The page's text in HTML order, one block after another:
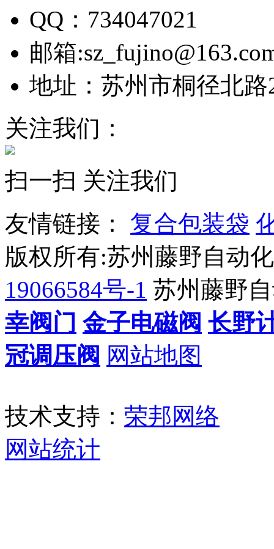
QQ：734047021
邮箱
地址：苏州市桐径北路
关注我们：
扫一扫 关注我们
友情链接： 复合包装袋
版权所有:苏州藤野自动
19066584号-1 苏州藤野
幸阀门 金子电磁阀 长野
冠调压阀 网站地图
技术支持： 荣邦网络
网站统计